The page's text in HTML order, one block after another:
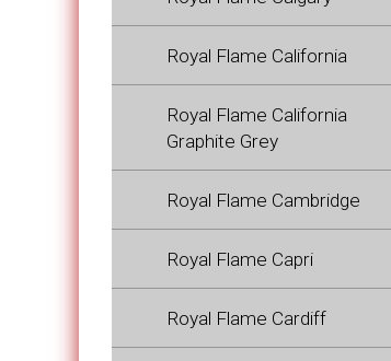
Royal Flame California
Royal Flame California
Graphite Grey
Royal Flame Cambridge
Royal Flame Capri
Royal Flame Cardiff